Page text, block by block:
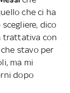
che ci ha
dico
trattativa con
stavo per
ma mi
dopo